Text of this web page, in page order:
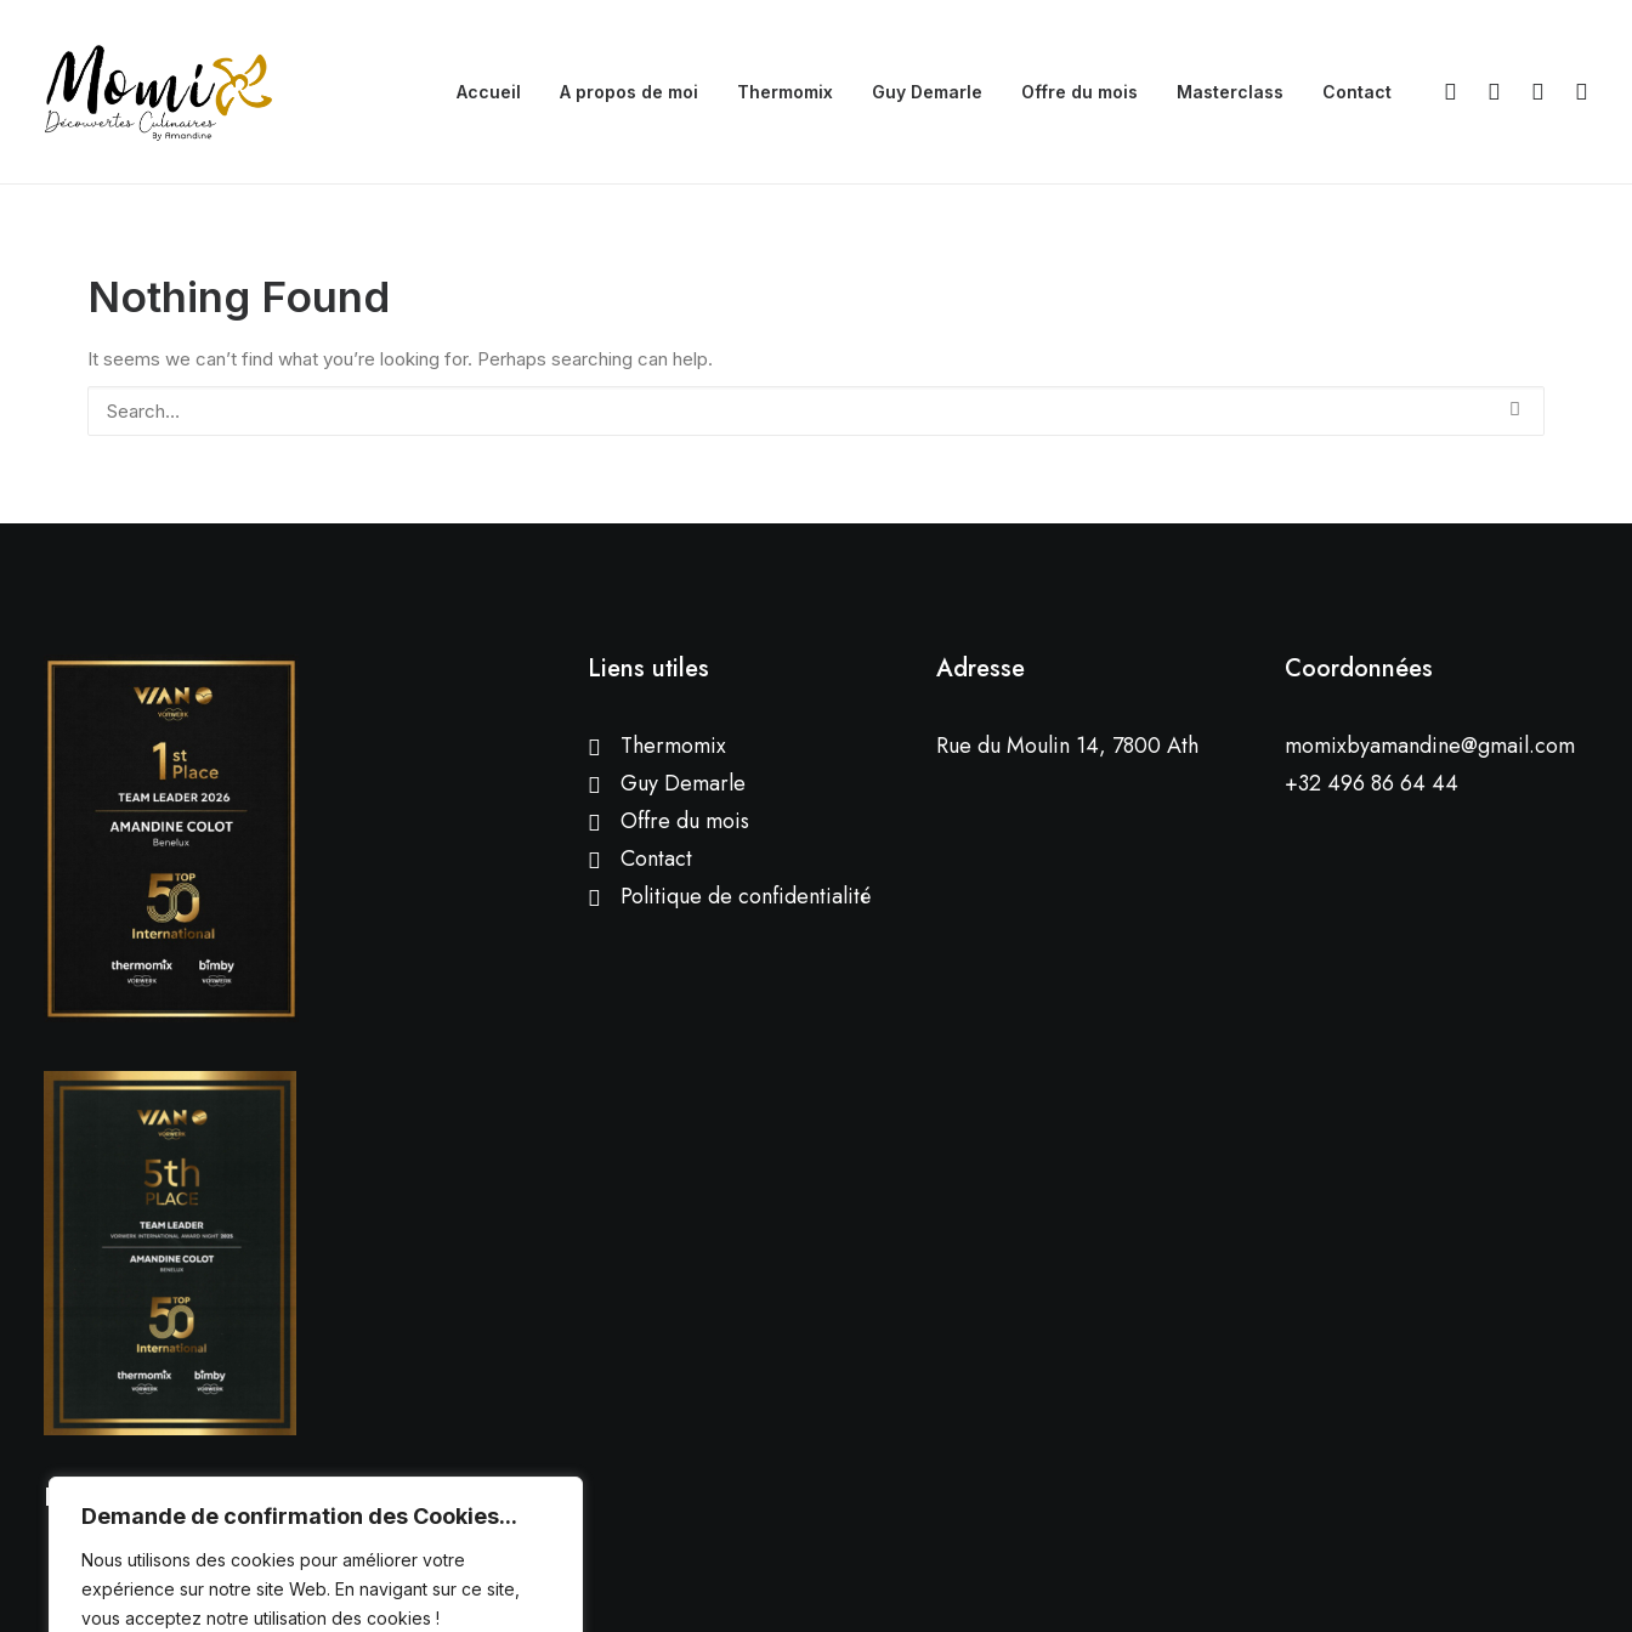
Demande de confirmation des Cookies...
Nous utilisons des cookies pour améliorer votre
expérience sur notre site Web. En navigant sur ce site,
vous acceptez notre utilisation des cookies !
Accueil A propos de moi Thermomix Guy Demarle Offre du mois Masterclass Contact
Nothing Found
It seems we can’t find what you’re looking for. Perhaps searching can help.
Fb.
Liens utiles
Thermomix
Guy Demarle
Offre du mois
Contact
Politique de confidentialité
Adresse
Rue du Moulin 14, 7800 Ath
Coordonnées
momixbyamandine@gmail.com
+32 496 86 64 44